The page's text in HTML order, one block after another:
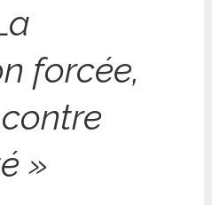
forcée,
»